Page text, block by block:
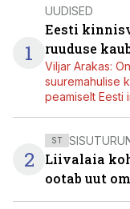
1
UUDISED
Eesti
ruuduse
Viljar Arakas:
suuremahulise
peamiselt Eesti
2
ST
Liivalaia
ootab uut